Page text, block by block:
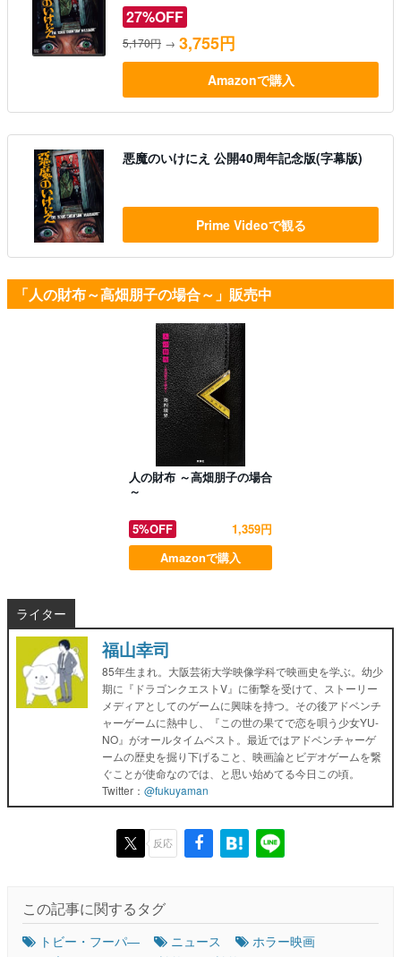
27%OFF
5,170円 → 3,755円
Amazonで購入
悪魔のいけにえ 公開40周年記念版(字幕版)
Prime Videoで観る
「人の財布～高畑朋子の場合～」販売中
人の財布 ～高畑朋子の場合
～
5%OFF
1,359円
Amazonで購入
ライター
福山幸司
85年生まれ。大阪芸術大学映像学科で映画史を学ぶ。幼少
期に『ドラゴンクエストV』に衝撃を受けて、ストーリー
メディアとしてのゲームに興味を持つ。その後アドベンチ
ャーゲームに熱中し、『この世の果てで恋を唄う少女YU-
NO』がオールタイムベスト。最近ではアドベンチャーゲ
ームの歴史を掘り下げること、映画論とビデオゲームを繋
ぐことが使命なのでは、と思い始めてる今日この頃。
Twitter： @fukuyaman
反応
この記事に関するタグ
トビー・フーパ― ニュース
ホラー映画